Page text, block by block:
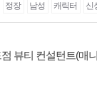
정장 남성 캐릭터 신
뷰티 컨설턴트(매